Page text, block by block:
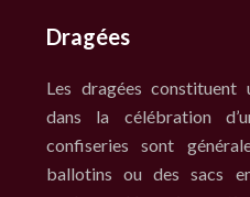
Dragées
Les dragées constituent
dans la célébration
confiseries sont
ballotins ou des sacs